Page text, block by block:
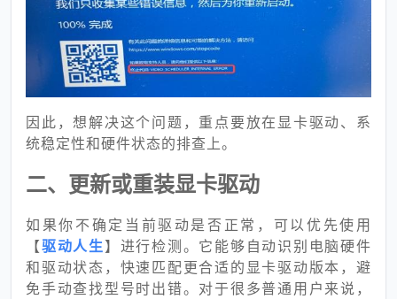
因此，想解决这个问题，重点要放在显卡驱动、系
统稳定性和硬件状态的排查上。
二、更新或重装显卡驱动
如果你不确定当前驱动是否正常，可以优先使用
【驱动人生】进行检测。它能够自动识别电脑硬件
和驱动状态，快速匹配更合适的显卡驱动版本，避
免手动查找型号时出错。对于很多普通用户来说，